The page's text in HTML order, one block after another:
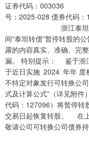
证券代码：
号：2025-028 债券代
浙江泰坦股份有
间“泰坦转债”暂停转股的
露的内容真实、准确、完
漏。 特别提示： 鉴于浙
于近日实施 2024 年年 度
不特定对象发行可转换公
式及计算公式”（详见附件
代码：127096）将暂停转
交易日起恢复转股。 在
敬请公司可转换公司债券
浙江泰
董事